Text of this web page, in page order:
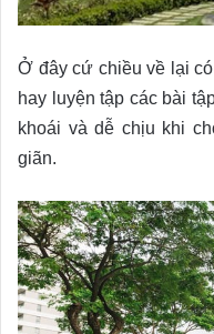
Ở đây cứ chiều về lại
hay luyện tập các bài
khoái và dễ chịu khi
giãn.